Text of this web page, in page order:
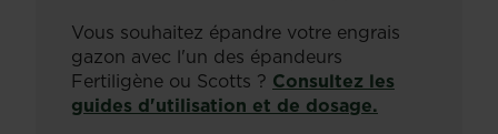
Vous souhaitez épandre votre engrais
gazon avec l'un des épandeurs
Fertiligène ou Scotts ? Consultez les
guides d'utilisation et de dosage.